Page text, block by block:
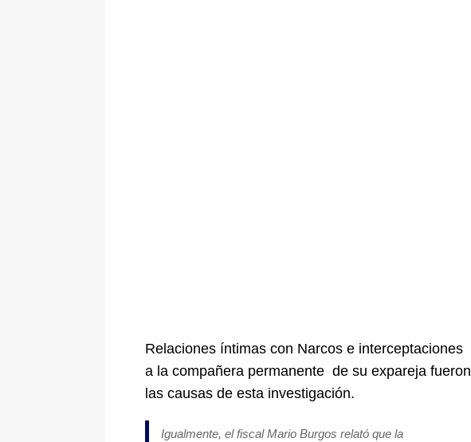
Relaciones íntimas con Narcos e interceptaciones
a la compañera permanente de su expareja fueron
las causas de esta investigación.
Igualmente, el fiscal Mario Burgos relató que la